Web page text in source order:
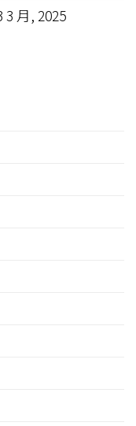
3 月, 2025